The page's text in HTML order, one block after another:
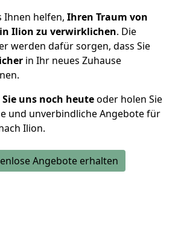
Ihnen helfen, Ihren Traum von
Ilion zu verwirklichen. Die
werden dafür sorgen, dass Sie
in Ihr neues Zuhause
uns noch heuteoder holen Sie
und unverbindliche Angebote für
Ilion.
Angebote erhalten